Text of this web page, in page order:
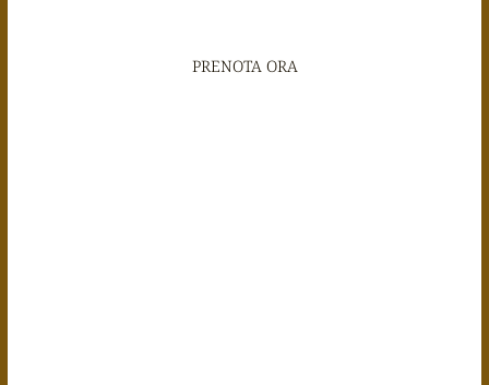
PRENOTA ORA